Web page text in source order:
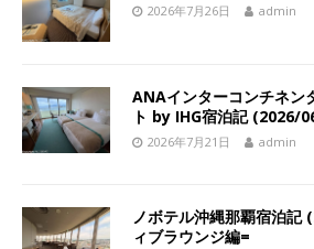
2026年7月26日 admin
ANAインターコンチネン
ト by IHG宿泊記 (2026/
2026年7月21日 admin
ノボテル沖縄那覇宿泊記
ィブラウンジ編=